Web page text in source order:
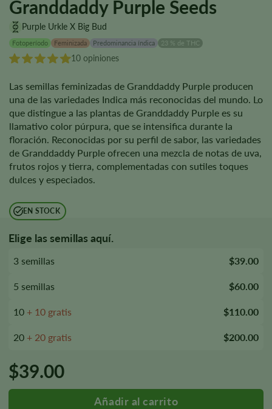
Granddaddy Purple Seeds
Purple Urkle X Big Bud
Fotoperíodo Feminizada Predominancia índica 23 % de THC
10 opiniones
Las semillas feminizadas de Granddaddy Purple producen
una de las variedades Indica más reconocidas del mundo. Lo
que distingue a las plantas de Granddaddy Purple es su
llamativo color púrpura, que se intensifica durante la
floración. Reconocidas por su perfil de sabor, las variedades
de Granddaddy Purple ofrecen una mezcla de notas de uva,
frutos rojos y tierra, complementadas con sutiles toques
dulces y especiados.
EN STOCK
Elige las semillas aquí.
3 semillas $39.00
5 semillas $60.00
10 + 10 gratis $110.00
20 + 20 gratis $200.00
$39.00